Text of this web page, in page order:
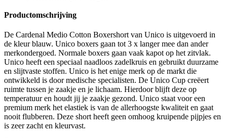
Productomschrijving
De Cardenal Medio Cotton Boxershort van Unico is uitgevoerd in
de kleur blauw. Unico boxers gaan tot 3 x langer mee dan ander
merkondergoed. Normale boxers gaan vaak kapot op het zitvlak.
Unico heeft een speciaal naadloos zadelkruis en gebruikt duurzame
en slijtvaste stoffen. Unico is het enige merk op de markt die
ontwikkeld is door medische specialisten. De Unico Cup creëert
ruimte tussen je zaakje en je lichaam. Hierdoor blijft deze op
temperatuur en houdt jij je zaakje gezond. Unico staat voor een
premium merk het elastiek is van de allerhoogste kwaliteit en gaat
nooit flubberen. Deze short heeft geen omhoog kruipende pijpjes en
is zeer zacht en kleurvast.